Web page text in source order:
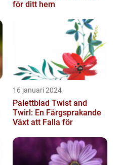
för ditt hem
16 januari 2024
Palettblad Twist and
Twirl: En Färgsprakande
Växt att Falla för